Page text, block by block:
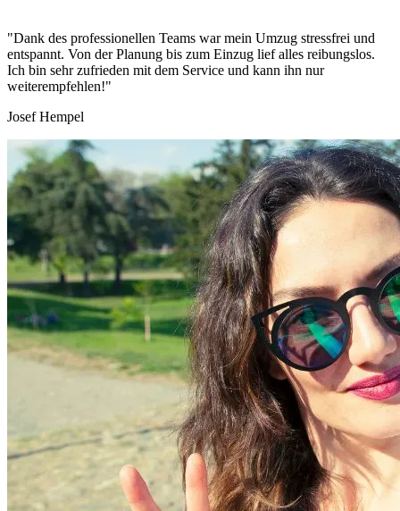
"Dank des professionellen Teams war mein Umzug stressfrei und
entspannt. Von der Planung bis zum Einzug lief alles reibungslos.
Ich bin sehr zufrieden mit dem Service und kann ihn nur
weiterempfehlen!"
Josef Hempel